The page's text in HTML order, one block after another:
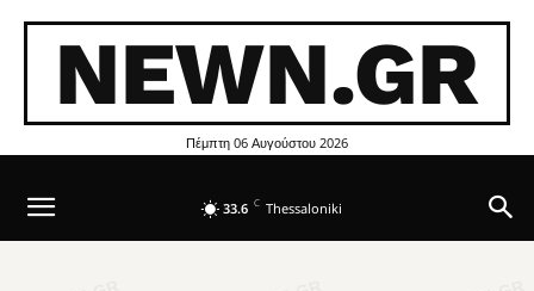
NEWN.GR
Πέμπτη 06 Αυγούστου 2026
33.6 C Thessaloniki